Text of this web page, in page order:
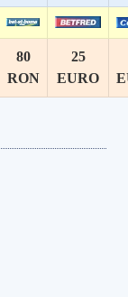
80
RON
25
EURO